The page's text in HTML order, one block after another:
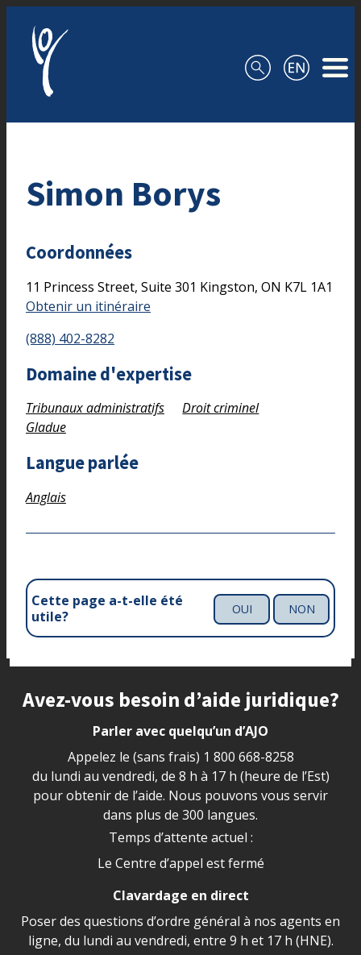
Simon Borys
Coordonnées
11 Princess Street, Suite 301 Kingston, ON K7L 1A1
Obtenir un itinéraire
(888) 402-8282
Domaine d'expertise
Tribunaux administratifs
Droit criminel
Gladue
Langue parlée
Anglais
Cette page a-t-elle été
utile?
OUI NON
Site footer
Avez-vous besoin d’aide juridique?
Parler avec quelqu’un d’AJO
Appelez le (sans frais) 1 800 668-8258
du lundi au vendredi, de 8 h à 17 h (heure de l’Est)
pour obtenir de l’aide. Nous pouvons vous servir
dans plus de 300 langues.
Temps d’attente actuel :
Le Centre d’appel est fermé
Clavardage en direct
Poser des questions d’ordre général à nos agents en
ligne, du lundi au vendredi, entre 9 h et 17 h (HNE).